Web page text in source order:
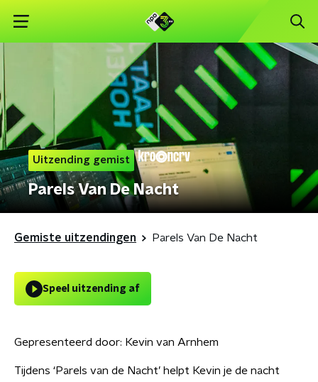
Uitzending gemist
Parels Van De Nacht
Gemiste uitzendingen Parels Van De Nacht
Speel uitzending af
Gepresenteerd door: Kevin van Arnhem
Tijdens ‘Parels van de Nacht’ helpt Kevin je de nacht